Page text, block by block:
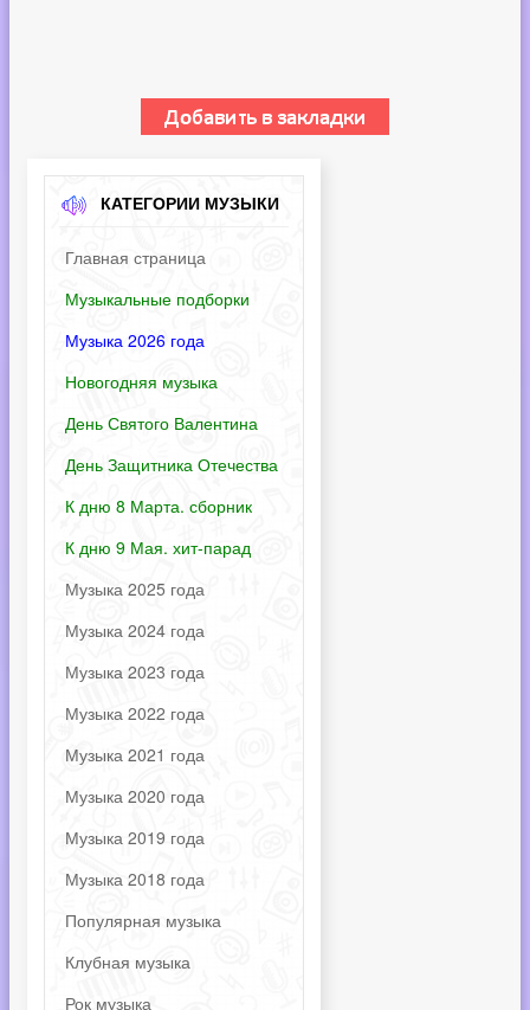
КАТЕГОРИИ МУЗЫКИ
Главная страница
Музыкальные подборки
Музыка 2026 года
Новогодняя музыка
День Святого Валентина
День Защитника Отечества
К дню 8 Марта. сборник
К дню 9 Мая. хит-парад
Музыка 2025 года
Музыка 2024 года
Музыка 2023 года
Музыка 2022 года
Музыка 2021 года
Музыка 2020 года
Музыка 2019 года
Музыка 2018 года
Популярная музыка
Клубная музыка
Рок музыка